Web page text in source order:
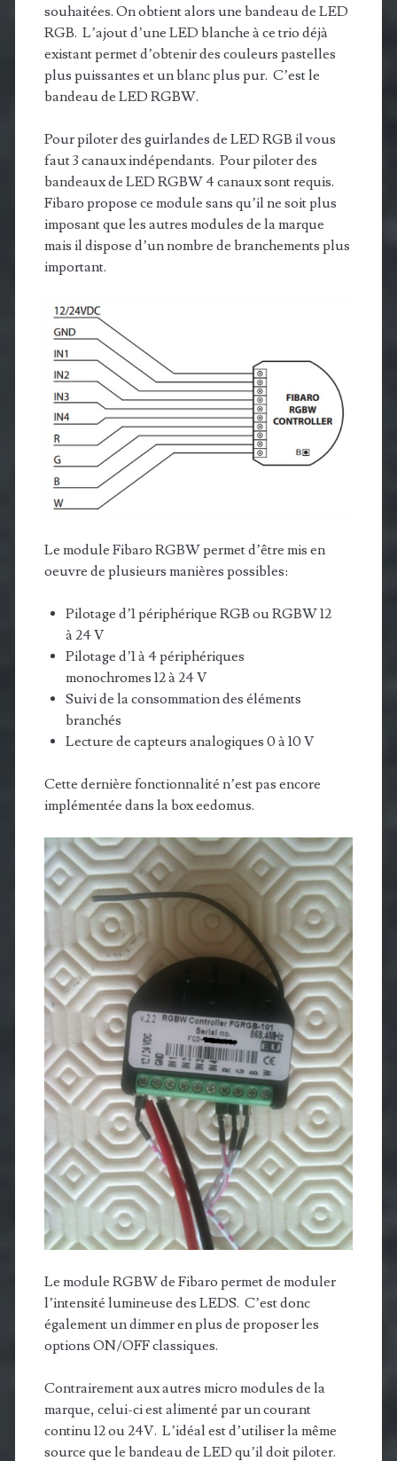
souhaitées. On obtient alors une bandeau de LED
RGB. L’ajout d’une LED blanche à ce trio déjà
existant permet d’obtenir des couleurs pastelles
plus puissantes et un blanc plus pur. C’est le
bandeau de LED RGBW.
Pour piloter des guirlandes de LED RGB il vous
faut 3 canaux indépendants. Pour piloter des
bandeaux de LED RGBW 4 canaux sont requis.
Fibaro propose ce module sans qu’il ne soit plus
imposant que les autres modules de la marque
mais il dispose d’un nombre de branchements plus
important.
Le module Fibaro RGBW permet d’être mis en
oeuvre de plusieurs manières possibles:
Pilotage d’1 périphérique RGB ou RGBW 12
à 24 V
Pilotage d’1 à 4 périphériques
monochromes 12 à 24 V
Suivi de la consommation des éléments
branchés
Lecture de capteurs analogiques 0 à 10 V
Cette dernière fonctionnalité n’est pas encore
implémentée dans la box eedomus.
Le module RGBW de Fibaro permet de moduler
l’intensité lumineuse des LEDS. C’est donc
également un dimmer en plus de proposer les
options ON/OFF classiques.
Contrairement aux autres micro modules de la
marque, celui-ci est alimenté par un courant
continu 12 ou 24V. L’idéal est d’utiliser la même
source que le bandeau de LED qu’il doit piloter.